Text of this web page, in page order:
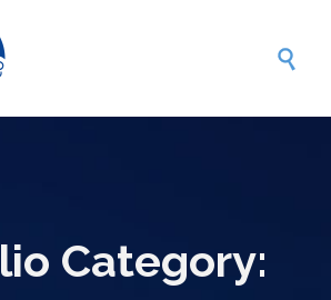

Category: